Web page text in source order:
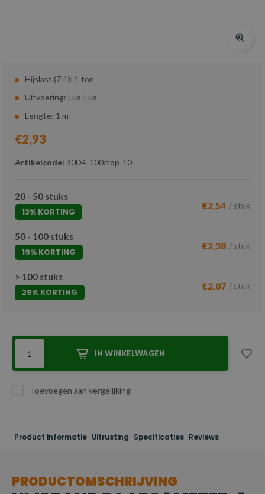
Hijslast (7:1): 1 ton
Uitvoering: Lus-Lus
Lengte: 1 m
€2,93
Artikelcode: 30D4-100/top-10
20 - 50 stuks
13% KORTING
€2,54 / stuk
50 - 100 stuks
19% KORTING
€2,38 / stuk
> 100 stuks
29% KORTING
€2,07 / stuk
IN WINKELWAGEN
Toevoegen aan vergelijking
Product informatie Uitrusting Specificaties Reviews
PRODUCTOMSCHRIJVING